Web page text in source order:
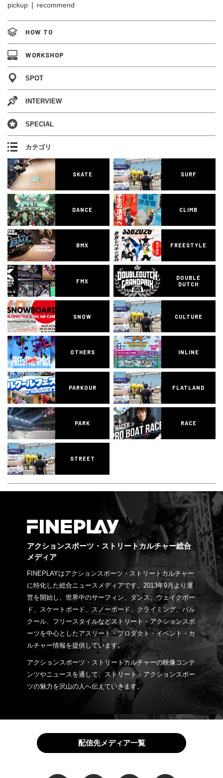
pickup
recommend
HOW TO
WORKSHOP
SPOT
INTERVIEW
SPECIAL
カテゴリ
SKATE SURF
DANCE CLIMB
BMX FREESTYLE
FMX
DOUBLE
DUTCH
SNOW CULTURE
OTHERS INLINE
PARKOUR FLATLAND
PARK RACE
STREET
アクションスポーツ・ストリートカルチャー総合
メディア
FINEPLAYはアクションスポーツ・ストリートカルチャー
に特化した総合ニュースメディアです。2013年9月より運
営を開始し、世界中のサーフィン、ダンス、ウェイクボー
ド、スケートボード、スノーボード、クライミング、パル
クール、フリースタイルなどストリート・アクションスポ
ーツを中心としたアスリート・プロダクト・イベント・カ
ルチャー情報を提供しています。
アクションスポーツ・ストリートカルチャーの映像コンテ
ンツやニュースを通して、ストリート・アクションスポー
ツの魅力を沢山の人へ伝えていきます。
配信先メディア一覧